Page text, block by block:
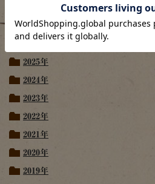
プレスリリース
2025年
2024年
2023年
2022年
2021年
2020年
2019年